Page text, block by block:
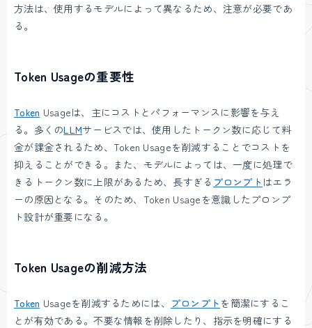
方法は、使用するモデルによって異なるため、注意が必要であ
る。
Token Usageの重要性
Token Usageは、主にコストとパフォーマンスに影響を与え
る。多くのLLMサービスでは、使用したトークン数に応じて料
金が課金されるため、Token Usageを削減することでコストを
抑えることができる。また、モデルによっては、一度に処理で
きるトークン数に上限があるため、長すぎる プロンプト はエラ
ーの原因となる。そのため、Token Usageを意識したプロンプ
ト設計が重要になる。
Token Usageの削減方法
Token Usageを削減するためには、 プロンプト を簡潔にするこ
とが有効である。不要な情報を削除したり、指示を明確にする